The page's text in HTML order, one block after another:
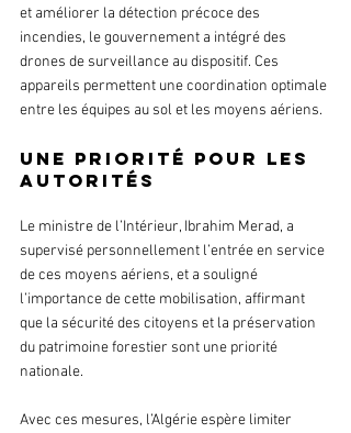
et améliorer la détection précoce des
incendies, le gouvernement a intégré des
drones de surveillance au dispositif. Ces
appareils permettent une coordination optimale
entre les équipes au sol et les moyens aériens.
Une priorité pour les
autorités
Le ministre de l’Intérieur, Ibrahim Merad, a
supervisé personnellement l’entrée en service
de ces moyens aériens, et a souligné
l’importance de cette mobilisation, affirmant
que la sécurité des citoyens et la préservation
du patrimoine forestier sont une priorité
nationale.
Avec ces mesures, l’Algérie espère limiter